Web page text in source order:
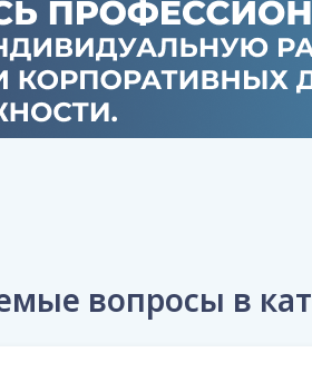
вопросы в